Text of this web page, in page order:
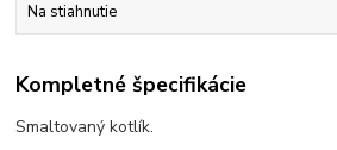
Na stiahnutie
Kompletné špecifikácie
Smaltovaný kotlík.